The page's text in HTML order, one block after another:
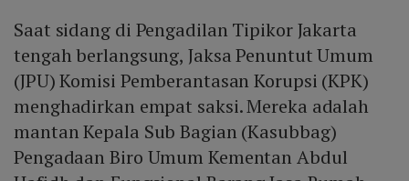
Saat sidang di Pengadilan Tipikor Jakarta
tengah berlangsung, Jaksa Penuntut Umum
(JPU) Komisi Pemberantasan Korupsi (KPK)
menghadirkan empat saksi. Mereka adalah
mantan Kepala Sub Bagian (Kasubbag)
Pengadaan Biro Umum Kementan Abdul